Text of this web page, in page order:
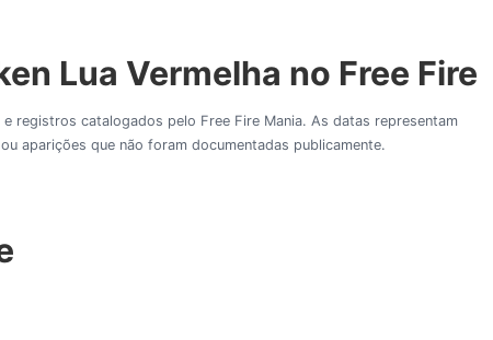
Lua Vermelha no Free Fire
registros catalogados pelo Free Fire Mania. As datas representam
aparições que não foram documentadas publicamente.